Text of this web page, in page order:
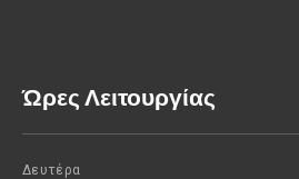
Ώρες Λειτουργίας
Δευτέρα